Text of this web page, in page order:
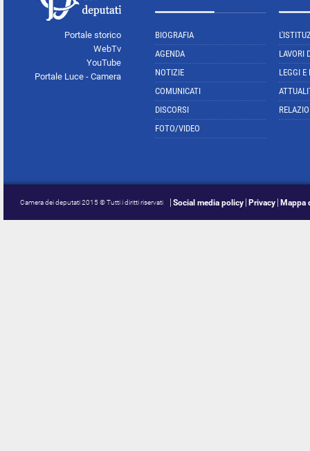
Portale storico
WebTv
YouTube
Portale Luce - Camera
BIOGRAFIA
AGENDA
NOTIZIE
COMUNICATI
DISCORSI
FOTO/VIDEO
LAVORI
LEGGI E
Camera dei deputati 2015 © Tutti i diritti riservati Social media policy Privacy Mappa